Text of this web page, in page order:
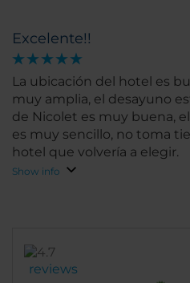
Excelente!!
La ubicación del hotel es
muy amplia, el desayuno
de Nicolet es muy buena,
es muy sencillo, no toma
hotel que volvería a elegir.
Show info
reviews